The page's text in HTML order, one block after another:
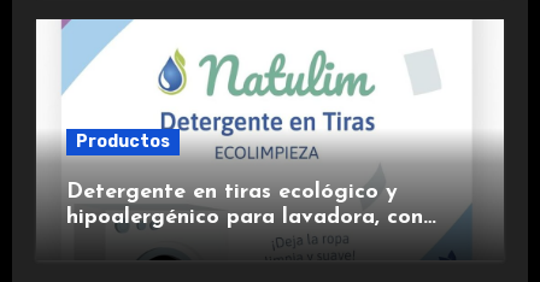
Productos
Detergente en tiras ecológico y
hipoalergénico para lavadora, con
suavizante incluido y fragancia de
lavanda.